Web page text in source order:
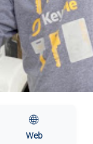
🌐
Web